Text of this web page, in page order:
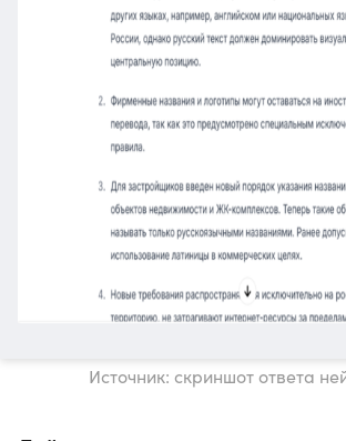
Источник: скриншот ответа